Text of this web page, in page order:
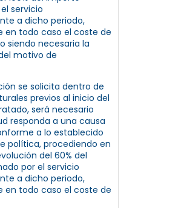
servicio
a dicho periodo,
en todo caso el coste de
siendo necesaria la
motivo de
se solicita dentro de
previos al inicio del
será necesario
responda a una causa
a lo establecido
política, procediendo en
del 60% del
por el servicio
a dicho periodo,
en todo caso el coste de